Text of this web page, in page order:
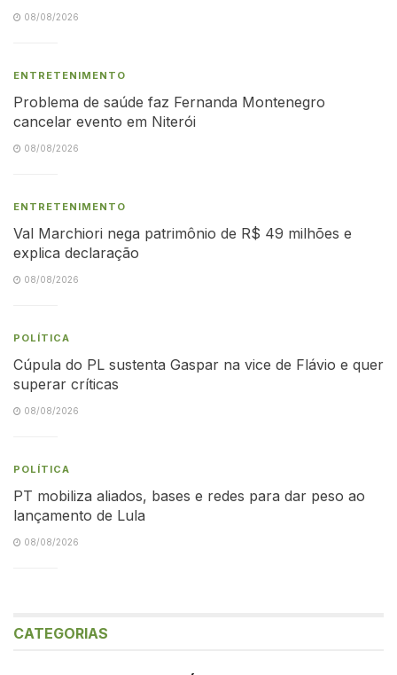
08/08/2026
ENTRETENIMENTO
Problema de saúde faz Fernanda Montenegro
cancelar evento em Niterói
08/08/2026
ENTRETENIMENTO
Val Marchiori nega patrimônio de R$ 49 milhões e
explica declaração
08/08/2026
POLÍTICA
Cúpula do PL sustenta Gaspar na vice de Flávio e quer
superar críticas
08/08/2026
POLÍTICA
PT mobiliza aliados, bases e redes para dar peso ao
lançamento de Lula
08/08/2026
CATEGORIAS